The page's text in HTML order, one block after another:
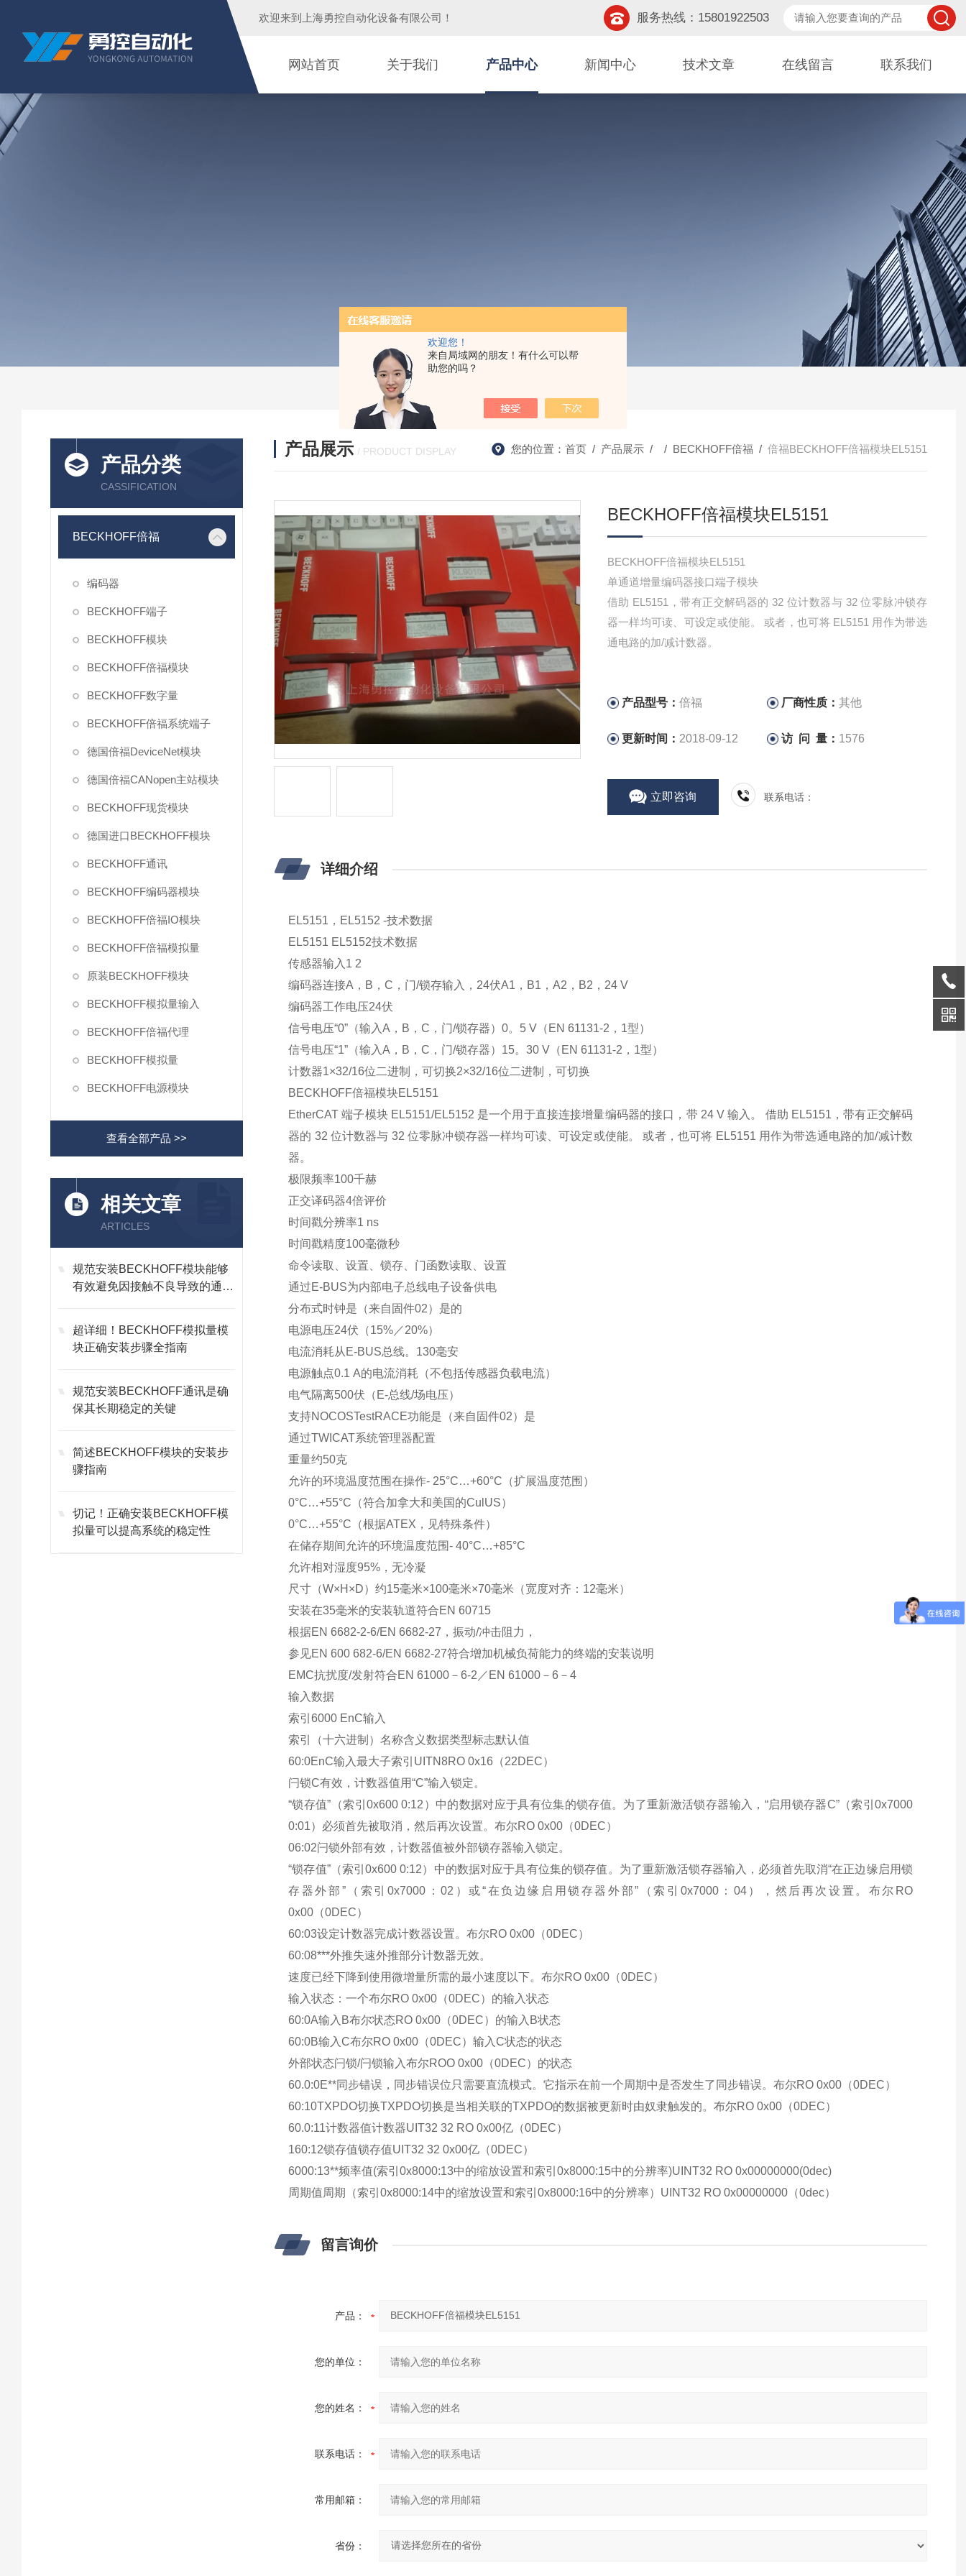
欢迎您！
来自局域网的朋友！有什么可以帮
助您的吗？
欢迎来到 上海勇控自动化设备有限公司 ！ 服务热线：15801922503
网站首页 关于我们 产品中心 新闻中心 技术文章 在线留言 联系我们
产品分类
CASSIFICATION
BECKHOFF倍福
编码器
BECKHOFF端子
BECKHOFF模块
BECKHOFF倍福模块
BECKHOFF数字量
BECKHOFF倍福系统端子
德国倍福DeviceNet模块
德国倍福CANopen主站模块
BECKHOFF现货模块
德国进口BECKHOFF模块
BECKHOFF通讯
BECKHOFF编码器模块
BECKHOFF倍福IO模块
BECKHOFF倍福模拟量
原装BECKHOFF模块
BECKHOFF模拟量输入
BECKHOFF倍福代理
BECKHOFF模拟量
BECKHOFF电源模块
查看全部产品 >>
相关文章
ARTICLES
规范安装BECKHOFF模块能够
有效避免因接触不良导致的通讯
超详细！BECKHOFF模拟量模
块正确安装步骤全指南
规范安装BECKHOFF通讯是确
保其长期稳定的关键
简述BECKHOFF模块的安装步
骤指南
切记！正确安装BECKHOFF模
拟量可以提高系统的稳定性
产品展示 / PRODUCT DISPLAY 您的位置： 首页 / 产品展示 / / BECKHOFF倍福 / 倍福BECKHOFF倍福模块EL5151
BECKHOFF倍福模块EL5151
BECKHOFF倍福模块EL5151
单通道增量编码器接口端子模块
借助 EL5151，带有正交解码器的 32 位计数器与 32 位零脉冲锁存
器一样均可读、可设定或使能。 或者，也可将 EL5151 用作为带选
通电路的加/减计数器。
产品型号： 倍福 厂商性质：其他
更新时间： 2018-09-12 访 问 量： 1576
立即咨询 联系电话：
详细介绍
EL5151，EL5152 -技术数据
EL5151 EL5152技术数据
传感器输入1 2
编码器连接A，B，C，门/锁存输入，24伏A1，B1，A2，B2，24 V
编码器工作电压24伏
信号电压“0”（输入A，B，C，门/锁存器）0。5 V（EN 61131-2，1型）
信号电压“1”（输入A，B，C，门/锁存器）15。30 V（EN 61131-2，1型）
计数器1×32/16位二进制，可切换2×32/16位二进制，可切换
BECKHOFF倍福模块EL5151
EtherCAT 端子模块 EL5151/EL5152 是一个用于直接连接增量编码器的接口，带 24 V 输入。 借助 EL5151，带有正交解码
器的 32 位计数器与 32 位零脉冲锁存器一样均可读、可设定或使能。 或者，也可将 EL5151 用作为带选通电路的加/减计数
器。
极限频率100千赫
正交译码器4倍评价
时间戳分辨率1 ns
时间戳精度100毫微秒
命令读取、设置、锁存、门函数读取、设置
通过E-BUS为内部电子总线电子设备供电
分布式时钟是（来自固件02）是的
电源电压24伏（15%／20%）
电流消耗从E-BUS总线。130毫安
电源触点0.1 A的电流消耗（不包括传感器负载电流）
电气隔离500伏（E-总线/场电压）
支持NOCOSTestRACE功能是（来自固件02）是
通过TWICAT系统管理器配置
重量约50克
允许的环境温度范围在操作- 25°C…+60°C（扩展温度范围）
0°C…+55°C（符合加拿大和美国的CulUS）
0°C…+55°C（根据ATEX，见特殊条件）
在储存期间允许的环境温度范围- 40°C…+85°C
允许相对湿度95%，无冷凝
尺寸（W×H×D）约15毫米×100毫米×70毫米（宽度对齐：12毫米）
安装在35毫米的安装轨道符合EN 60715
根据EN 6682-2-6/EN 6682-27，振动/冲击阻力，
参见EN 600 682-6/EN 6682-27符合增加机械负荷能力的终端的安装说明
EMC抗扰度/发射符合EN 61000－6-2／EN 61000－6－4
输入数据
索引6000 EnC输入
索引（十六进制）名称含义数据类型标志默认值
60:0EnC输入最大子索引UITN8RO 0x16（22DEC）
闩锁C有效，计数器值用“C”输入锁定。
“锁存值”（索引0x600 0:12）中的数据对应于具有位集的锁存值。为了重新激活锁存器输入，“启用锁存器C”（索引0x7000
0:01）必须首先被取消，然后再次设置。布尔RO 0x00（0DEC）
06:02闩锁外部有效，计数器值被外部锁存器输入锁定。
“锁存值”（索引0x600 0:12）中的数据对应于具有位集的锁存值。为了重新激活锁存器输入，必须首先取消“在正边缘启用锁
存器外部”（索引0x7000：02）或“在负边缘启用锁存器外部”（索引0x7000：04），然后再次设置。布尔RO
0x00（0DEC）
60:03设定计数器完成计数器设置。布尔RO 0x00（0DEC）
60:08***外推失速外推部分计数器无效。
速度已经下降到使用微增量所需的最小速度以下。布尔RO 0x00（0DEC）
输入状态：一个布尔RO 0x00（0DEC）的输入状态
60:0A输入B布尔状态RO 0x00（0DEC）的输入B状态
60:0B输入C布尔RO 0x00（0DEC）输入C状态的状态
外部状态闩锁/闩锁输入布尔ROO 0x00（0DEC）的状态
60.0:0E**同步错误，同步错误位只需要直流模式。它指示在前一个周期中是否发生了同步错误。布尔RO 0x00（0DEC）
60:10TXPDO切换TXPDO切换是当相关联的TXPDO的数据被更新时由奴隶触发的。布尔RO 0x00（0DEC）
60.0:11计数器值计数器UIT32 32 RO 0x00亿（0DEC）
160:12锁存值锁存值UIT32 32 0x00亿（0DEC）
6000:13**频率值(索引0x8000:13中的缩放设置和索引0x8000:15中的分辨率)UINT32 RO 0x00000000(0dec)
周期值周期（索引0x8000:14中的缩放设置和索引0x8000:16中的分辨率）UINT32 RO 0x00000000（0dec）
留言询价
产品：
您的单位：
您的姓名：
联系电话：
常用邮箱：
省份：